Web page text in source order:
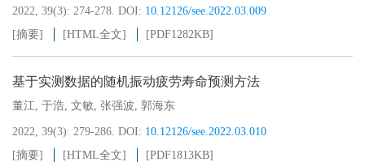
2022, 39(3): 274-278. DOI: 10.12126/see.2022.03.009
[摘要]
[HTML全文] [PDF1282KB]
基于实测数据的随机振动疲劳寿命预测方法
董江, 于浩, 文敏, 张强波, 郭海东
2022, 39(3): 279-286. DOI: 10.12126/see.2022.03.010
[摘要]
[HTML全文] [PDF1813KB]